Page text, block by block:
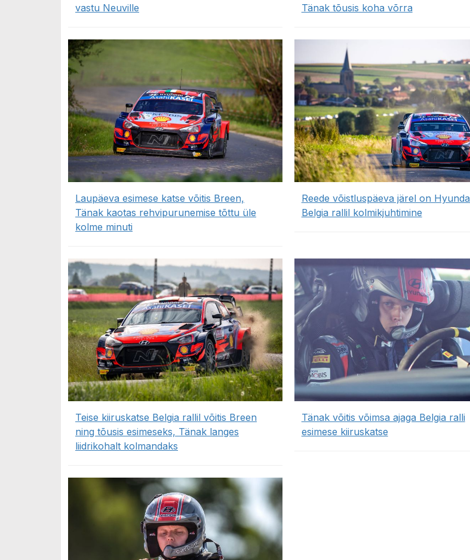
vastu Neuville
Tänak tõusis koha võrra
Laupäeva esimese katse võitis Breen,
Tänak kaotas rehvipurunemise tõttu üle
kolme minuti
Reede võistluspäeva järel on
Belgia rallil kolmikjuhtimine
Teise kiiruskatse Belgia rallil võitis Breen
ning tõusis esimeseks, Tänak langes
liidrikohalt kolmandaks
Tänak võitis võimsa ajaga Belgia ralli
esimese kiiruskatse